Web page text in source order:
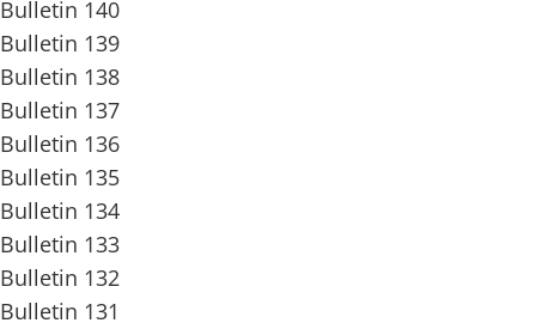
Bulletin 140
Bulletin 139
Bulletin 138
Bulletin 137
Bulletin 136
Bulletin 135
Bulletin 134
Bulletin 133
Bulletin 132
Bulletin 131